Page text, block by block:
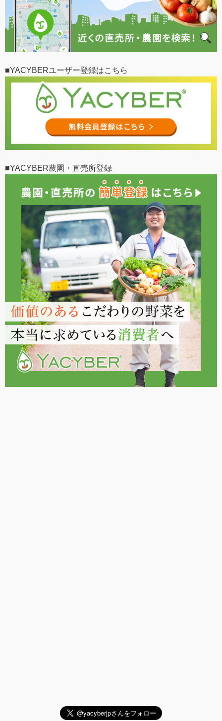
■YACYBERユーザー登録はこちら
■YACYBER農園・直売所登録